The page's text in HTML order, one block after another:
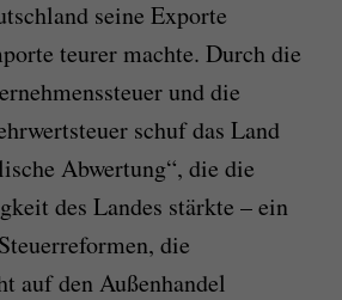
seine Exporte
teurer machte. Durch die
und die
schuf das Land
Abwertung“, die die
des Landes stärkte – ein
die
auf den Außenhandel